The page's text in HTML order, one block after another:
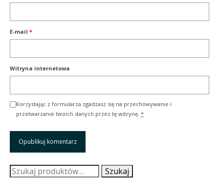
E-mail *
Witryna internetowa
Korzystając z formularza zgadzasz się na przechowywanie i
przetwarzanie twoich danych przez tę witrynę. *
Szukaj: Szukaj